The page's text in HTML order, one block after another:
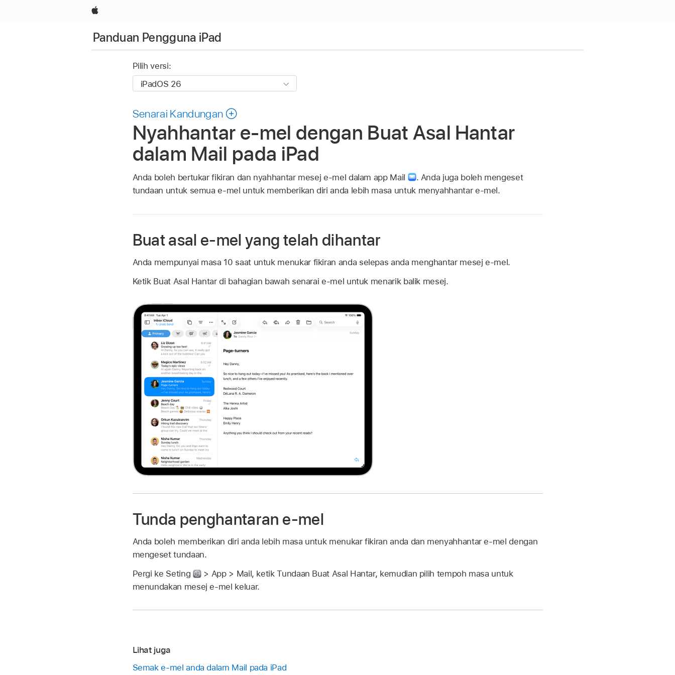
Apple
Panduan Pengguna iPad
Pilih versi:
Senarai Kandungan
Nyahhantar e-mel dengan Buat Asal Hantar
dalam Mail pada iPad
Anda boleh bertukar fikiran dan nyahhantar mesej e-mel dalam app Mail . Anda juga boleh mengeset
tundaan untuk semua e-mel untuk memberikan diri anda lebih masa untuk menyahhantar e-mel.
Buat asal e-mel yang telah dihantar
Anda mempunyai masa 10 saat untuk menukar fikiran anda selepas anda menghantar mesej e-mel.
Ketik Buat Asal Hantar di bahagian bawah senarai e-mel untuk menarik balik mesej.
Tunda penghantaran e-mel
Anda boleh memberikan diri anda lebih masa untuk menukar fikiran anda dan menyahhantar e-mel dengan
mengeset tundaan.
Pergi ke Seting
> App > Mail, ketik Tundaan Buat Asal Hantar, kemudian pilih tempoh masa untuk
menundakan mesej e-mel keluar.
Lihat juga
Semak e-mel anda dalam Mail pada iPad